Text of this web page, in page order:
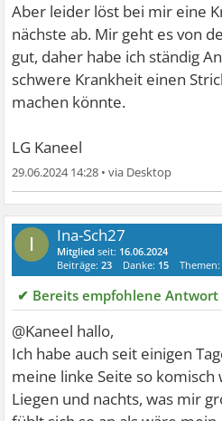
Aber leider löst bei mir eine
nächste ab. Mir geht es von
gut, daher habe ich ständig
schwere Krankheit einen
machen könnte.
LG Kaneel
29.06.2024 14:28 •
I Ina-Sch27
Mitglied seit: 16.06.2024
Beiträge:23 Danke: 15
✔ Bereits empfohlene Antwort
@Kaneel hallo,
Ich habe auch seit einigen
meine linke Seite so komisch
Liegen und nachts, was mir